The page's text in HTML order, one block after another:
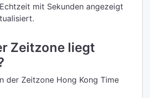
mit Sekunden angezeigt
Zeitzone liegt
der Zeitzone Hong Kong Time